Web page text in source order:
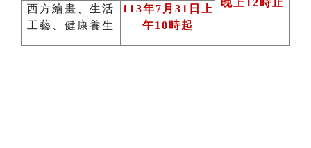
晚上12時止
西方繪畫、生活
工藝、健康養生
113年7月31日上
午10時起